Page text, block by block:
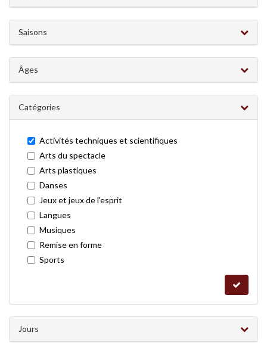
scientifiques
Saisons
Âges
Catégories
Activités techniques et scientifiques
Arts du spectacle
Arts plastiques
Danses
Jeux et jeux de l'esprit
Langues
Musiques
Remise en forme
Sports
Jours